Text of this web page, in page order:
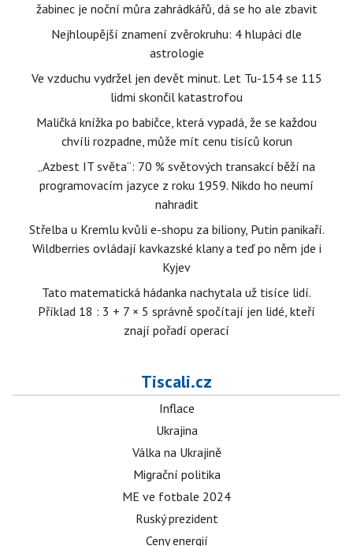
žabinec je noční můra zahrádkářů, dá se ho ale zbavit
Nejhloupější znamení zvěrokruhu: 4 hlupáci dle
astrologie
Ve vzduchu vydržel jen devět minut. Let Tu-154 se 115
lidmi skončil katastrofou
Maličká knížka po babičce, která vypadá, že se každou
chvíli rozpadne, může mít cenu tisíců korun
„Azbest IT světa“: 70 % světových transakcí běží na
programovacím jazyce z roku 1959. Nikdo ho neumí
nahradit
Střelba u Kremlu kvůli e-shopu za biliony, Putin panikaří.
Wildberries ovládají kavkazské klany a teď po něm jde i
Kyjev
Tato matematická hádanka nachytala už tisíce lidí.
Příklad 18 : 3 + 7 × 5 správně spočítají jen lidé, kteří
znají pořadí operací
Tiscali.cz
Inflace
Ukrajina
Válka na Ukrajině
Migrační politika
ME ve fotbale 2024
Ruský prezident
Ceny energií